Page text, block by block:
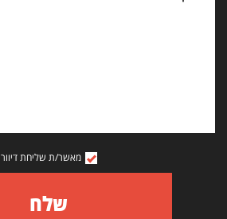
מאשר/ת שליחת דיוור
שלח